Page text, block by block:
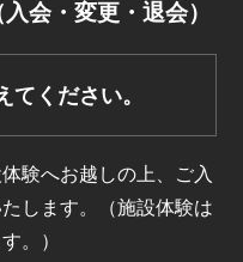
会・変更・退会）
てください。
験へお越しの上、ご入
します。（施設体験は
。）